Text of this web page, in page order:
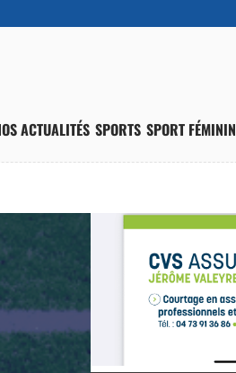
ACTUALITÉS SPORTS SPORT FÉMININ